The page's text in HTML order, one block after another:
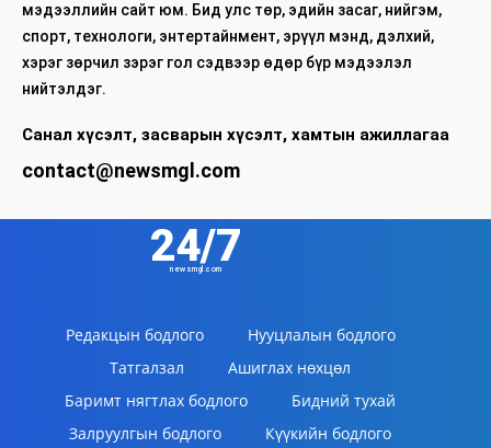
мэдээллийн сайт юм. Бид улс төр, эдийн засаг, нийгэм,
спорт, технологи, энтертайнмент, эрүүл мэнд, дэлхий,
хэрэг зөрчил зэрэг гол сэдвээр өдөр бүр мэдээлэл
нийтэлдэг.
Санал хүсэлт, засварын хүсэлт, хамтын ажиллагаа
contact@newsmgl.com
24/7
newsmgl.com
Редакцын бодлого
Нууцлалын бодлого
Татгалзал
Ашиглах нөхцөл
Баримт нягтлах бодлого
Бидний тухай
Залруулгын бодлого
Күүкийн бодлого